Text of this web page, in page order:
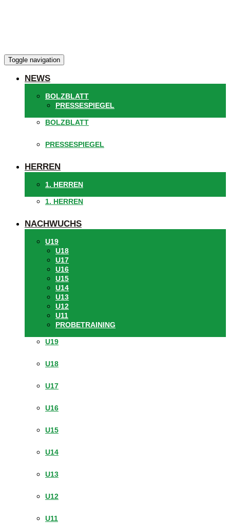
Toggle navigation
NEWS
BOLZBLATT
PRESSESPIEGEL
BOLZBLATT
PRESSESPIEGEL
HERREN
1. HERREN
1. HERREN
NACHWUCHS
U19
U18
U17
U16
U15
U14
U13
U12
U11
PROBETRAINING
U19
U18
U17
U16
U15
U14
U13
U12
U11